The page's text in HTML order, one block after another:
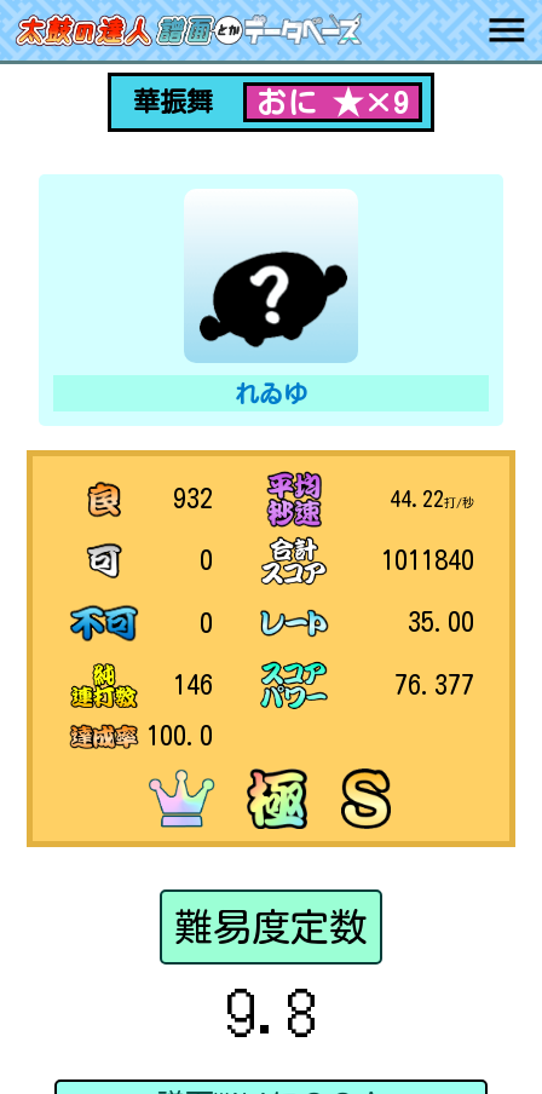
華振舞 おに ★×9
れゐゆ
932
0
0
146
100.0
44.22打/秒
1011840
35.00
76.377
難易度定数
9.8